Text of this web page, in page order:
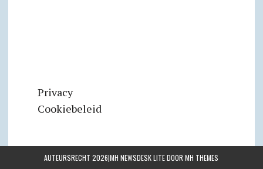
Privacy
Cookiebeleid
AUTEURSRECHT 2026|MH NEWSDESK LITE DOORMH THEMES